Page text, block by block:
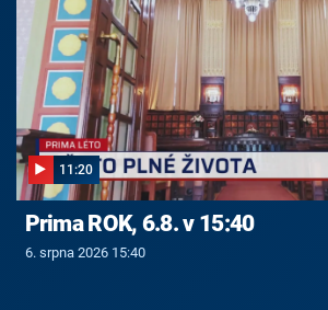
11:20
Prima ROK, 6.8. v 15:40
6. srpna 2026 15:40